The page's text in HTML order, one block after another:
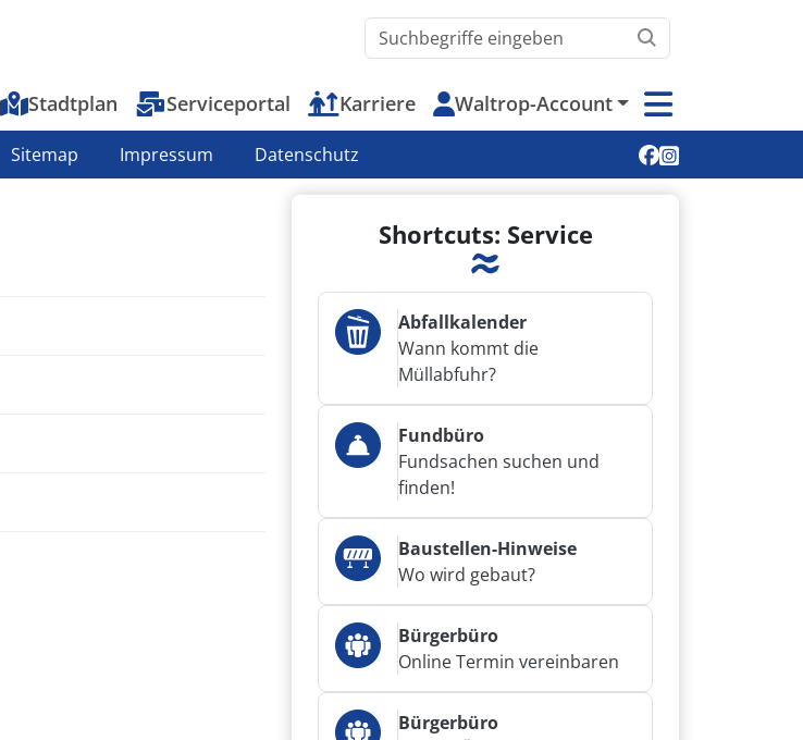
Waltrop.de durchsuchen
Top-Menu
Stadtplan Serviceportal Karriere Waltrop-Account
Sitemap Impressum Datenschutz Soziale Medien
Shortcuts: Service
Abfallkalender
Wann kommt die
Müllabfuhr?
Fundbüro
Fundsachen suchen und
finden!
Baustellen-Hinweise
Wo wird gebaut?
Bürgerbüro
Online Termin vereinbaren
Bürgerbüro